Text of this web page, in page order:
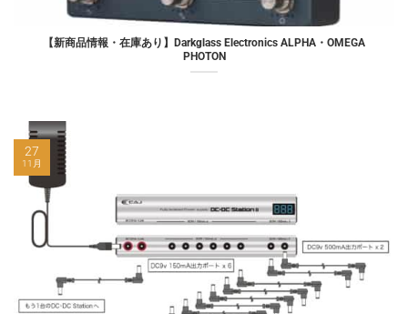
【新商品情報・在庫あり】Darkglass Electronics ALPHA・OMEGA
PHOTON
27
11月